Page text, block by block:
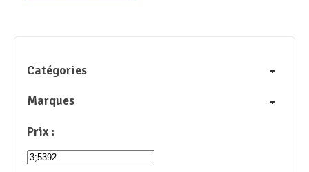
Catégories
Marques
Prix :